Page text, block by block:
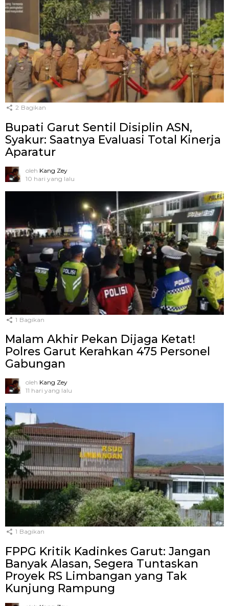
2 Bagikan
Bupati Garut Sentil Disiplin ASN,
Syakur: Saatnya Evaluasi Total Kinerja
Aparatur
oleh Kang Zey
10 hari yang lalu
1 Bagikan
Malam Akhir Pekan Dijaga Ketat!
Polres Garut Kerahkan 475 Personel
Gabungan
oleh Kang Zey
11 hari yang lalu
1 Bagikan
FPPG Kritik Kadinkes Garut: Jangan
Banyak Alasan, Segera Tuntaskan
Proyek RS Limbangan yang Tak
Kunjung Rampung